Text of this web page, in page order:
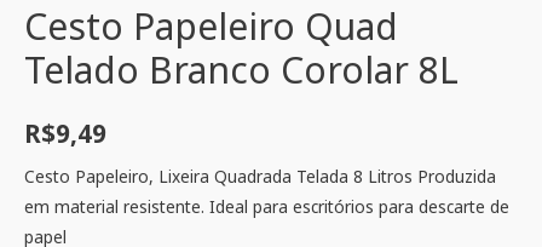
Cesto Papeleiro Quad
Telado Branco Corolar 8L
R$9,49
Cesto Papeleiro, Lixeira Quadrada Telada 8 Litros Produzida
em material resistente. Ideal para escritórios para descarte de
papel